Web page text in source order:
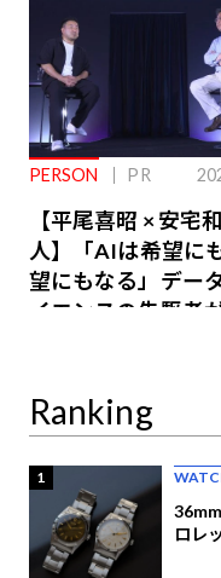
PERSON PR
【平尾喜昭 × 安宅和
人】「AIは希望に
望にもなる」デー
イエンスの先駆者が
Ranking
1
ロレ